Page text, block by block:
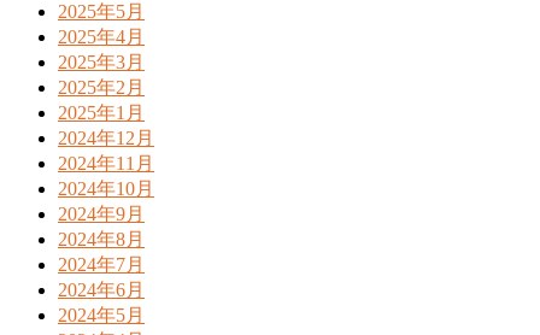
2025年5月
2025年4月
2025年3月
2025年2月
2025年1月
2024年12月
2024年11月
2024年10月
2024年9月
2024年8月
2024年7月
2024年6月
2024年5月